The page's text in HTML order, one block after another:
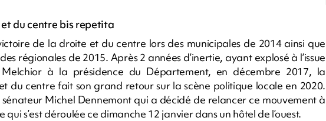
du centre bis repetita
de la droite et du centre lors des municipales de 2014 ainsi que
régionales de 2015. Après 2 années d’inertie, ayant explosé à l’issue
Melchior à la présidence du Département, en décembre 2017, la
du centre fait son grand retour sur la scène politique locale en 2020.
Michel Dennemont qui a décidé de relancer ce mouvement à
qui s’est déroulée ce dimanche 12 janvier dans un hôtel de l’ouest.